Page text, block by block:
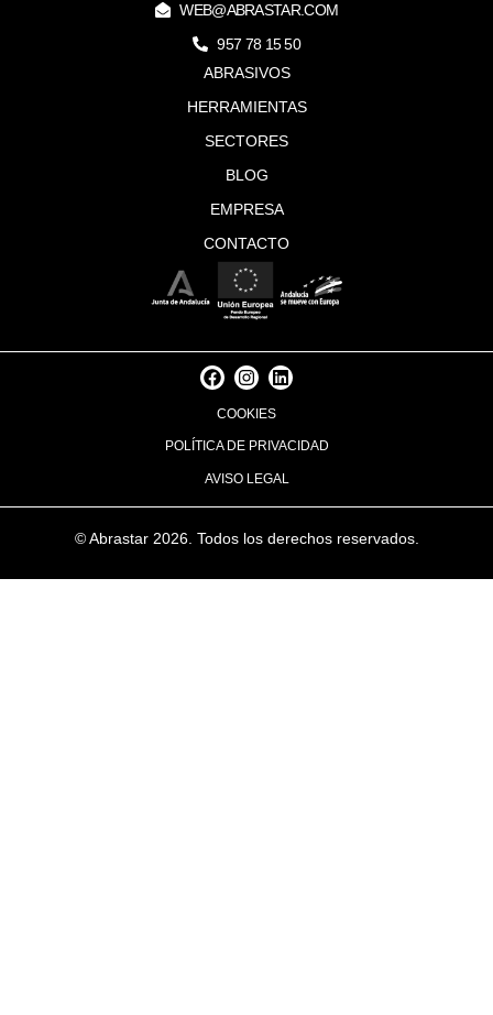
ABRASIVOS
HERRAMIENTAS
SECTORES
BLOG
EMPRESA
CONTACTO
WEB@ABRASTAR.COM
957 78 15 50
F
a
c
b
o
I
n
s
a
r
m
L
i
e
i
COOKIES
POLÍTICA DE PRIVACIDAD
AVISO LEGAL
© Abrastar 2026. Todos los derechos reservados.